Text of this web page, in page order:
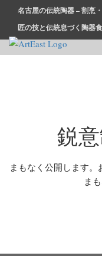
名古屋の伝統陶器 – 割烹
匠の技と伝統息づく陶器
鋭
まもなく公開します。
ま